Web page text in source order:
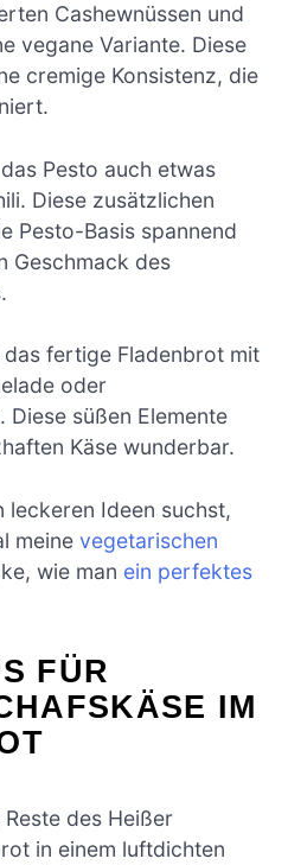
Cashewnüssen und
vegane Variante. Diese
cremige Konsistenz, die
Pesto auch etwas
Diese zusätzlichen
Pesto-Basis spannend
Geschmack des
das fertige Fladenbrot mit
oder
Diese süßen Elemente
Käse wunderbar.
leckeren Ideen suchst,
meine vegetarischen
wie man ein perfektes
FÜR
IM F
Reste des Heißer
in einem luftdichten